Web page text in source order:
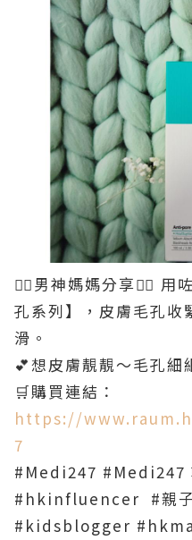
💁‍♀️男神媽媽分享💁‍♀️ 用
孔系列】，皮膚毛孔收
滑。
💕想皮膚靚靚～毛孔細
🛒購買連結：
https://
7
#Medi247 #Medi247
#hkinfluencer #親
#kidsblogger